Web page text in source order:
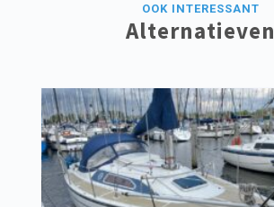
OOK INTERESSANT
Alternatieven